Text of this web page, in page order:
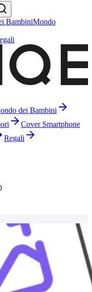
BambiniMondo
dei Bambini
Cover Smartphone
Regali